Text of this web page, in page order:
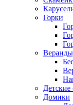
Горки
Домики